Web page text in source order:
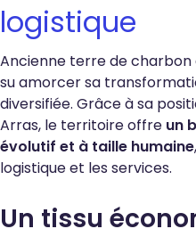
logistique
Ancienne terre de
su amorcer sa
diversifiée. Grâce à sa
Arras, le territoire offre un
évolutif et à taille humaine
logistique et les services.
Un tissu